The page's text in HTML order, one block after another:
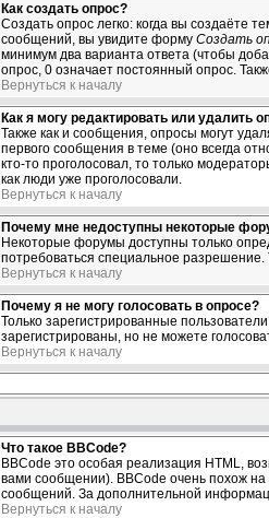
Как создать опрос?
Создать опрос легко: когда вы создаёте
сообщений, вы увидите форму Создать
минимум два варианта ответа (чтобы
опрос, 0 означает постоянный опрос.
Вернуться к началу
Как я могу редактировать или удалить
Также как и сообщения, опросы могут
первого сообщения в теме (оно всегда
кто-то проголосовал, то только
как люди уже проголосовали.
Вернуться к началу
Почему мне недоступны некоторые
Некоторые форумы доступны только
потребоваться специальное
Вернуться к началу
Почему я не могу голосовать в опросе?
Только зарегистрированные
зарегистрированы, но не можете
Вернуться к началу
Что такое BBCode?
BBCode это особая реализация HTML,
вами сообщении). BBCode очень похож на
сообщений. За дополнительной
Вернуться к началу